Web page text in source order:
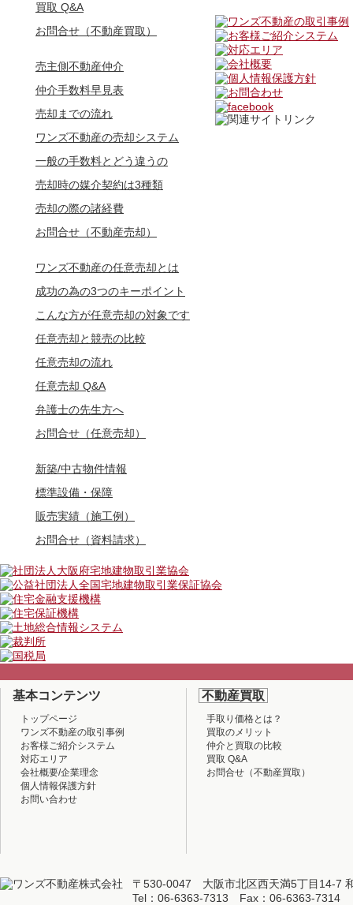
買取 Q&A
お問合せ（不動産買取）
売主側不動産仲介
仲介手数料早見表
売却までの流れ
ワンズ不動産の売却システム
一般の手数料とどう違うの
売却時の媒介契約は3種類
売却の際の諸経費
お問合せ（不動産売却）
ワンズ不動産の任意売却とは
成功の為の3つのキーポイント
こんな方が任意売却の対象です
任意売却と競売の比較
任意売却の流れ
任意売却 Q&A
弁護士の先生方へ
お問合せ（任意売却）
新築/中古物件情報
標準設備・保障
販売実績（施工例）
お問合せ（資料請求）
基本コンテンツ
トップページ
ワンズ不動産の取引事例
お客様ご紹介システム
対応エリア
会社概要/企業理念
個人情報保護方針
お問い合わせ
不動産買取
手取り価格とは？
買取のメリット
仲介と買取の比較
買取 Q&A
お問合せ（不動産買取）
〒530-0047 大阪市北区西天満5丁目14-7
Tel：06-6363-7313 Fax：06-6363-7314